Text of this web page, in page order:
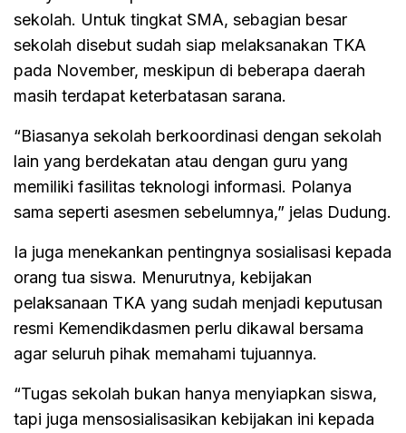
sekolah. Untuk tingkat SMA, sebagian besar
sekolah disebut sudah siap melaksanakan TKA
pada November, meskipun di beberapa daerah
masih terdapat keterbatasan sarana.
“Biasanya sekolah berkoordinasi dengan sekolah
lain yang berdekatan atau dengan guru yang
memiliki fasilitas teknologi informasi. Polanya
sama seperti asesmen sebelumnya,” jelas Dudung.
Ia juga menekankan pentingnya sosialisasi kepada
orang tua siswa. Menurutnya, kebijakan
pelaksanaan TKA yang sudah menjadi keputusan
resmi Kemendikdasmen perlu dikawal bersama
agar seluruh pihak memahami tujuannya.
“Tugas sekolah bukan hanya menyiapkan siswa,
tapi juga mensosialisasikan kebijakan ini kepada